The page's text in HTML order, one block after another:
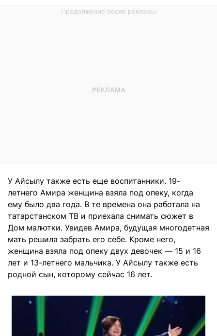
У Айсылу также есть еще воспитанники. 19-
летнего Амира женщина взяла под опеку, когда
ему было два года. В те времена она работала на
татарстанском ТВ и приехала снимать сюжет в
Дом малютки. Увидев Амира, будущая многодетная
мать решила забрать его себе. Кроме него,
женщина взяла под опеку двух девочек — 15 и 16
лет и 13-летнего мальчика. У Айсылу также есть
родной сын, которому сейчас 16 лет.